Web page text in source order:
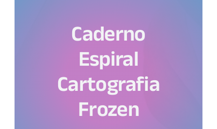
Caderno
Espiral
Cartografia
Frozen